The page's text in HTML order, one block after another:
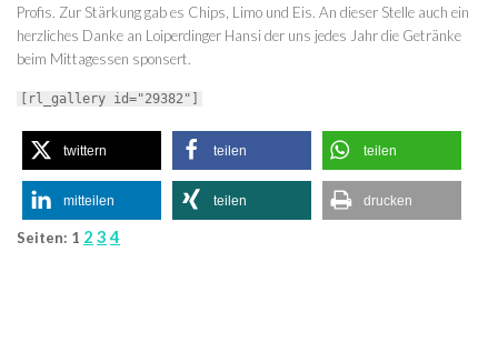
Profis. Zur Stärkung gab es Chips, Limo und Eis. An dieser Stelle auch ein
herzliches Danke an Loiperdinger Hansi der uns jedes Jahr die Getränke
beim Mittagessen sponsert.
[rl_gallery id="29382"]
twittern teilen teilen
mitteilen teilen drucken
Seiten: 1 2 3 4